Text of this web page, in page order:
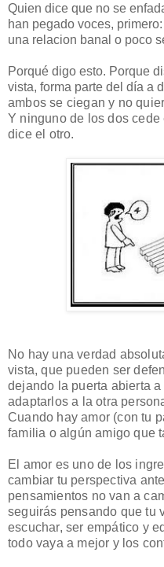
Quien dice que no se
han pegado voces,
una relacion banal o poco
Porqué digo esto. Porque
vista, forma parte del día a d
ambos se ciegan y no
Y ninguno de los dos
dice el otro.
No hay una verdad
vista, que pueden ser
dejando la puerta abierta
adaptarlos a la otra
Cuando hay amor (con tu
familia o algún amigo que
El amor es uno de los
cambiar tu perspectiva
pensamientos no van a
seguirás pensando que tu
escuchar, ser empático y
todo vaya a mejor y los